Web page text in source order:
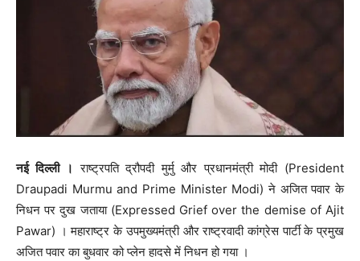
नई दिल्ली । राष्ट्रपति द्रौपदी मुर्मु और प्रधानमंत्री मोदी (President
Draupadi Murmu and Prime Minister Modi) ने अजित पवार के
निधन पर दुख जताया (Expressed Grief over the demise of Ajit
Pawar) । महाराष्ट्र के उपमुख्यमंत्री और राष्ट्रवादी कांग्रेस पार्टी के प्रमुख
अजित पवार का बुधवार को प्लेन हादसे में निधन हो गया ।